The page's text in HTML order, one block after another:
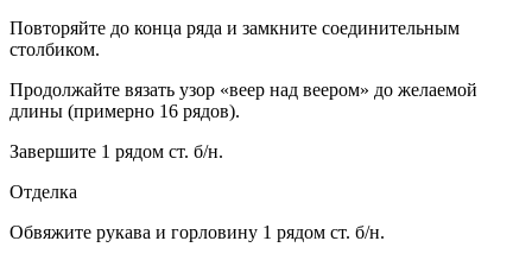
Повторяйте до конца ряда и замкните соединительным
столбиком.
Продолжайте вязать узор «веер над веером» до желаемой
длины (примерно 16 рядов).
Завершите 1 рядом ст. б/н.
Отделка
Обвяжите рукава и горловину 1 рядом ст. б/н.